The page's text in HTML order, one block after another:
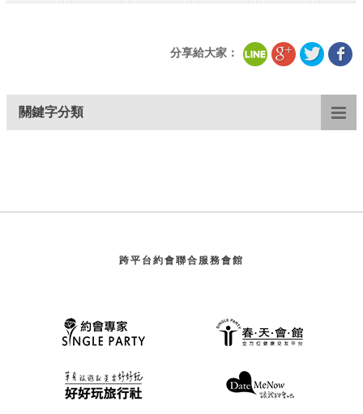
分享給大家：
關鍵字分類
跨平台約會聯合服務會館